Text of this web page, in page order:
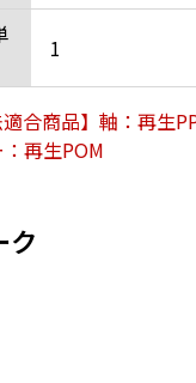
1
適合商品】軸：再生
再生POM
ク